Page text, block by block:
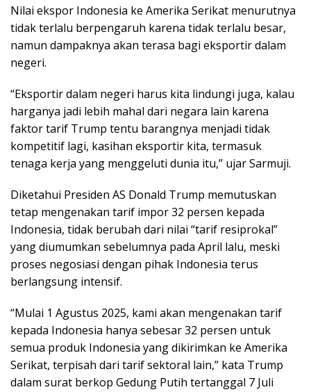
Nilai ekspor Indonesia ke Amerika Serikat menurutnya
tidak terlalu berpengaruh karena tidak terlalu besar,
namun dampaknya akan terasa bagi eksportir dalam
negeri.
“Eksportir dalam negeri harus kita lindungi juga, kalau
harganya jadi lebih mahal dari negara lain karena
faktor tarif Trump tentu barangnya menjadi tidak
kompetitif lagi, kasihan eksportir kita, termasuk
tenaga kerja yang menggeluti dunia itu,” ujar Sarmuji.
Diketahui Presiden AS Donald Trump memutuskan
tetap mengenakan tarif impor 32 persen kepada
Indonesia, tidak berubah dari nilai “tarif resiprokal”
yang diumumkan sebelumnya pada April lalu, meski
proses negosiasi dengan pihak Indonesia terus
berlangsung intensif.
“Mulai 1 Agustus 2025, kami akan mengenakan tarif
kepada Indonesia hanya sebesar 32 persen untuk
semua produk Indonesia yang dikirimkan ke Amerika
Serikat, terpisah dari tarif sektoral lain,” kata Trump
dalam surat berkop Gedung Putih tertanggal 7 Juli